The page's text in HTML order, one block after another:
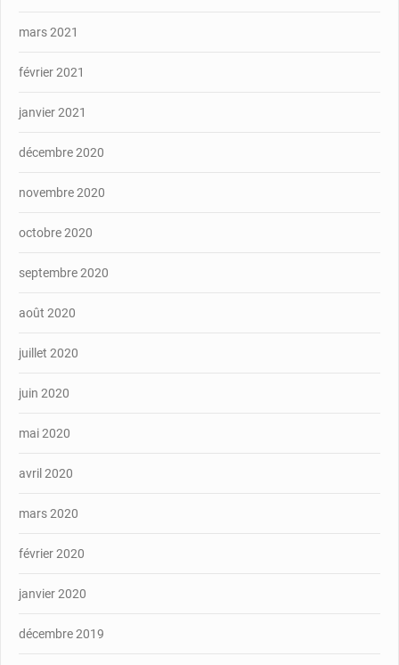
mars 2021
février 2021
janvier 2021
décembre 2020
novembre 2020
octobre 2020
septembre 2020
août 2020
juillet 2020
juin 2020
mai 2020
avril 2020
mars 2020
février 2020
janvier 2020
décembre 2019